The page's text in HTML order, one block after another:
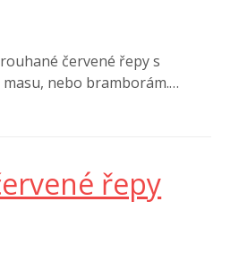
červené řepy s
nebo bramborám.…
řepy